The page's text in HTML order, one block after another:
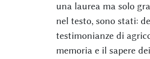
una laurea ma solo
nel testo, sono stati:
testimonianze di
memoria e il sapere